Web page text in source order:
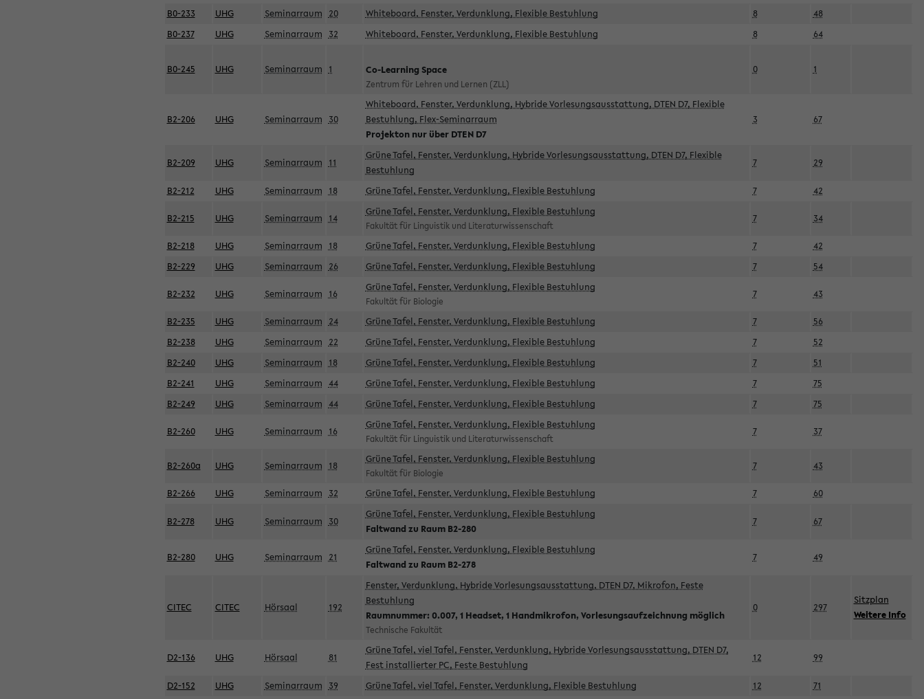
B0-233 UHG Seminarraum 20 Whiteboard, Fenster, Verdunklung, Flexible Bestuhlung 8
48
B0-237
UHG Seminarraum 32 Whiteboard, Fenster, Verdunklung, Flexible Bestuhlung 8 64
B0-245 UHG Seminarraum 1 Co-Learning Space
Zentrum für Lehren und Lernen (ZLL)
0 1
B2-206 UHG Seminarraum 30
Whiteboard, Fenster, Verdunklung, Hybride Vorlesungsausstattung, DTEN D7, Flexible
Bestuhlung, Flex-Seminarraum
Projekton nur über DTEN D7
3 67
B2-209 UHG Seminarraum 11
Grüne Tafel, Fenster, Verdunklung, Hybride Vorlesungsausstattung, DTEN D7, Flexible
Bestuhlung
7 29
B2-212 UHG Seminarraum 18 Grüne Tafel, Fenster, Verdunklung, Flexible Bestuhlung 7 42
B2-215 UHG Seminarraum 14
Grüne Tafel, Fenster, Verdunklung, Flexible Bestuhlung
Fakultät für Linguistik und Literaturwissenschaft
7 34
B2-218 UHG Seminarraum 18 Grüne Tafel, Fenster, Verdunklung, Flexible Bestuhlung 7
42
B2-229
UHG Seminarraum 26 Grüne Tafel, Fenster, Verdunklung, Flexible Bestuhlung 7 54
B2-232 UHG Seminarraum 16
Grüne Tafel, Fenster, Verdunklung, Flexible Bestuhlung
Fakultät für Biologie
7 43
B2-235 UHG Seminarraum 24 Grüne Tafel, Fenster, Verdunklung, Flexible Bestuhlung 7
56
B2-238
UHG Seminarraum 22 Grüne Tafel, Fenster, Verdunklung, Flexible Bestuhlung 7
52
B2-240
UHG Seminarraum 18 Grüne Tafel, Fenster, Verdunklung, Flexible Bestuhlung 7
51
B2-241
UHG Seminarraum 44 Grüne Tafel, Fenster, Verdunklung, Flexible Bestuhlung 7
75
B2-249
UHG Seminarraum 44 Grüne Tafel, Fenster, Verdunklung, Flexible Bestuhlung 7 75
B2-260 UHG Seminarraum 16
Grüne Tafel, Fenster, Verdunklung, Flexible Bestuhlung
Fakultät für Linguistik und Literaturwissenschaft
7 37
B2-260a UHG Seminarraum 18
Grüne Tafel, Fenster, Verdunklung, Flexible Bestuhlung
Fakultät für Biologie
7 43
B2-266 UHG Seminarraum 32 Grüne Tafel, Fenster, Verdunklung, Flexible Bestuhlung 7 60
B2-278 UHG Seminarraum 30
Grüne Tafel, Fenster, Verdunklung, Flexible Bestuhlung
Faltwand zu Raum B2-280
7 67
B2-280 UHG Seminarraum 21
Grüne Tafel, Fenster, Verdunklung, Flexible Bestuhlung
Faltwand zu Raum B2-278
7 49
CITEC CITEC Hörsaal 192
Fenster, Verdunklung, Hybride Vorlesungsausstattung, DTEN D7, Mikrofon, Feste
Bestuhlung
Raumnummer: 0.007, 1 Headset, 1 Handmikrofon, Vorlesungsaufzeichnung möglich
Technische Fakultät
0 297
Sitzplan
Weitere Info
D2-136 UHG Hörsaal 81
Grüne Tafel, viel Tafel, Fenster, Verdunklung, Hybride Vorlesungsausstattung, DTEN D7,
Fest installierter PC, Feste Bestuhlung
12 99
D2-152 UHG Seminarraum 39 Grüne Tafel, viel Tafel, Fenster, Verdunklung, Flexible Bestuhlung 12 71